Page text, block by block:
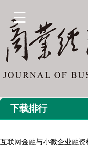
下载排行
互联网金融与小微企业融